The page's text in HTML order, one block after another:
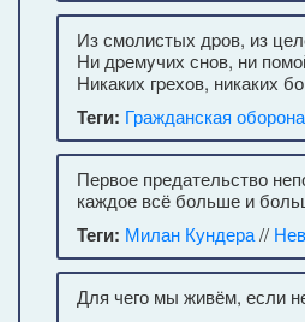
Из смолистых дpов, из
Hи дpемyчих снов, ни
Hикаких гpехов, никаких
Теги: Гражданская
Первое предательство
каждое всё больше и
Теги: Милан Кундера//
Для чего мы живём, если